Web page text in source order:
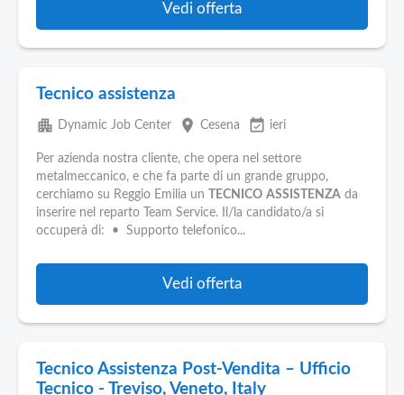
Vedi offerta
Tecnico assistenza
apartment Dynamic Job Center place Cesena event_available ieri
Per azienda nostra cliente, che opera nel settore
metalmeccanico, e che fa parte di un grande gruppo,
cerchiamo su Reggio Emilia un
TECNICO ASSISTENZA da
inserire nel reparto Team Service. Il/la candidato/a si
occuperà di: • Supporto telefonico...
Vedi offerta
Tecnico Assistenza Post-Vendita – Ufficio
Tecnico - Treviso, Veneto, Italy